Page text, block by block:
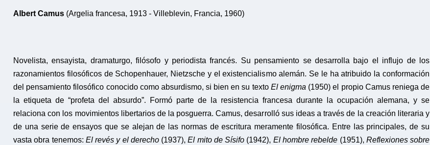
Albert Camus (Argelia francesa, 1913 - Villeblevin, Francia, 1960)
Novelista, ensayista, dramaturgo, filósofo y periodista francés. Su pensamiento se desarrolla bajo el influjo de los
razonamientos filosóficos de Schopenhauer, Nietzsche y el existencialismo alemán. Se le ha atribuido la conformación
del pensamiento filosófico conocido como absurdismo, si bien en su texto El enigma (1950) el propio Camus reniega de
la etiqueta de “profeta del absurdo”. Formó parte de la resistencia francesa durante la ocupación alemana, y se
relaciona con los movimientos libertarios de la posguerra. Camus, desarrolló sus ideas a través de la creación literaria y
de una serie de ensayos que se alejan de las normas de escritura meramente filosófica. Entre las principales, de su
vasta obra tenemos: El revés y el derecho(1937),El mito de Sísifo (1942), El hombre rebelde (1951), Reflexiones sobre